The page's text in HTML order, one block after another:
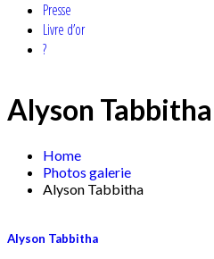
Presse
Livre d’or
?
Alyson Tabbitha
Home
Photos galerie
Alyson Tabbitha
Alyson Tabbitha